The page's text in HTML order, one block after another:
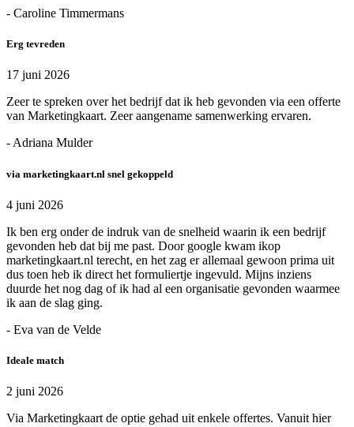
- Caroline Timmermans
Erg tevreden
17 juni 2026
Zeer te spreken over het bedrijf dat ik heb gevonden via een offerte
van Marketingkaart. Zeer aangename samenwerking ervaren.
- Adriana Mulder
via marketingkaart.nl snel gekoppeld
4 juni 2026
Ik ben erg onder de indruk van de snelheid waarin ik een bedrijf
gevonden heb dat bij me past. Door google kwam ikop
marketingkaart.nl terecht, en het zag er allemaal gewoon prima uit
dus toen heb ik direct het formuliertje ingevuld. Mijns inziens
duurde het nog dag of ik had al een organisatie gevonden waarmee
ik aan de slag ging.
- Eva van de Velde
Ideale match
2 juni 2026
Via Marketingkaart de optie gehad uit enkele offertes. Vanuit hier